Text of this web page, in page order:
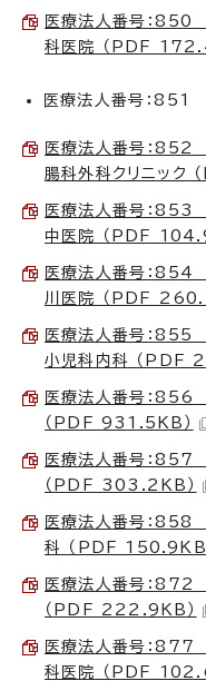
医療法人番号：
科医院 （PDF
医療法人番号：851
医療法人番号：
腸科外科クリニック
医療法人番号：
中医院 （PDF
医療法人番号：
川医院 （PDF
医療法人番号：
小児科内科 （PDF
医療法人番号：
（PDF 931.5KB）
医療法人番号：
（PDF 303.2KB）
医療法人番号：
科 （PDF 150.9KB
医療法人番号：
（PDF 222.9KB）
医療法人番号：
科医院 （PDF